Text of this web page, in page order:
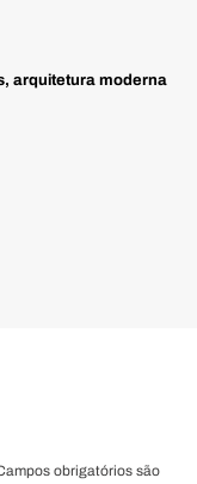
arquitetura moderna
obrigatórios são